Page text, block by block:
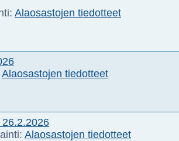
Alaosastojen tiedotteet
Alaosastojen tiedotteet
Alaosastojen tiedotteet